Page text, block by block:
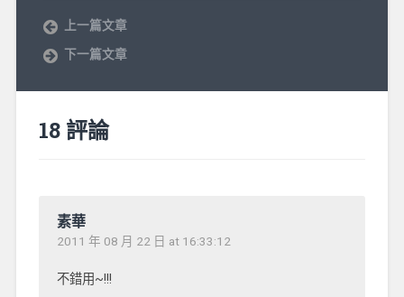
上一篇文章
下一篇文章
18 評論
素華
2011 年 08 月 22 日 at 16:33:12
不錯用~!!!